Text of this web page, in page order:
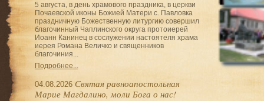
5 августа, в день храмового праздника, в церкви
Почаевской иконы Божией Матери с. Павловка
праздничную Божественную литургию совершил
благочинный Чаплинского округа протоиерей
Иоанн Канинец в сослужении настоятеля храма
иерея Романа Величко и священников
благочиния...
Подробнее...
04.08.2026 Святая равноапостольная
Марие Магдалино, моли Бога о нас!